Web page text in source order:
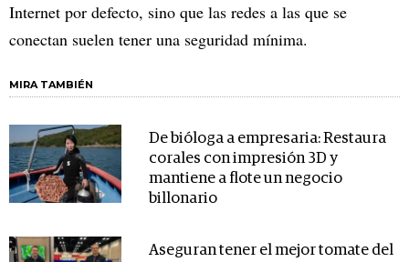
Internet por defecto, sino que las redes a las que se
conectan suelen tener una seguridad mínima.
MIRA TAMBIÉN
De bióloga a empresaria: Restaura
corales con impresión 3D y
mantiene a flote un negocio
billonario
Aseguran tener el mejor tomate del